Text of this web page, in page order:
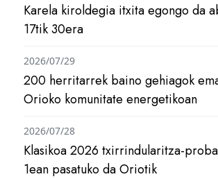
Karela kiroldegia itxita egongo da
17tik 30era
200 herritarrek baino gehiagok
Orioko komunitate energetikoan
2026/07/29
Klasikoa 2026 txirrindularitza-
1ean pasatuko da Oriotik
2026/07/28